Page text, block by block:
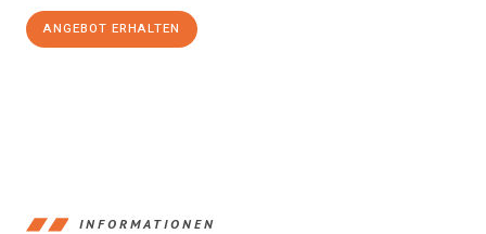
ANGEBOT ERHALTEN
INFORMATIONEN